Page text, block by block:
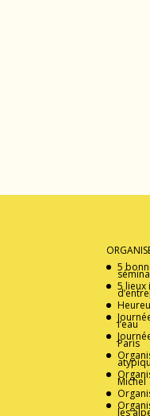
5
5 lieux
l’eau
Paris
Michel
les